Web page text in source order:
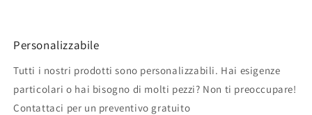
Personalizzabile
Tutti i nostri prodotti sono personalizzabili. Hai esigenze
particolari o hai bisogno di molti pezzi? Non ti preoccupare!
Contattaci per un preventivo gratuito